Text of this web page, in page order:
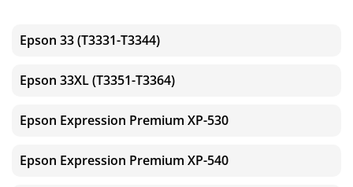
Epson 33 (T3331-T3344)
Epson 33XL (T3351-T3364)
Epson Expression Premium XP-530
Epson Expression Premium XP-540